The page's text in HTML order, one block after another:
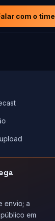
com o time
envio; a
em